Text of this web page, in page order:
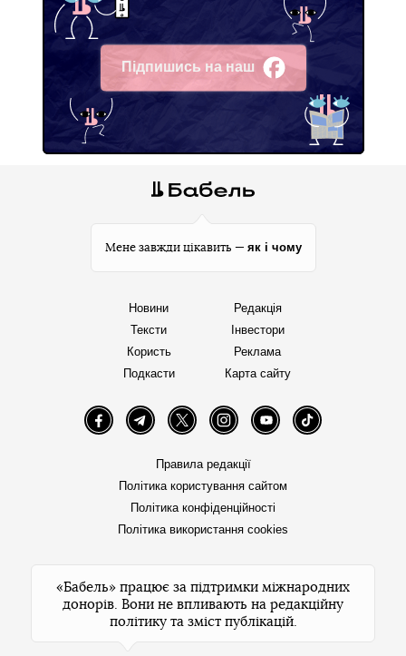
Підпишись на наш
Facebook
Мене завжди цікавить — як і чому
Новини
Тексти
Користь
Подкасти
Редакція
Інвестори
Реклама
Карта сайту
FacebookTelegramTwitter InstagramYouTube TikTok
Правила редакції
Політика користування сайтом
Політика конфіденційності
Політика використання cookies
«Бабель» працює за підтримки міжнародних
донорів. Вони не впливають на редакційну
політику та зміст публікацій.